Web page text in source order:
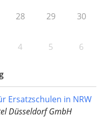
28 29 30
4 5 6
Ersatzschulen in NRW
Düsseldorf GmbH